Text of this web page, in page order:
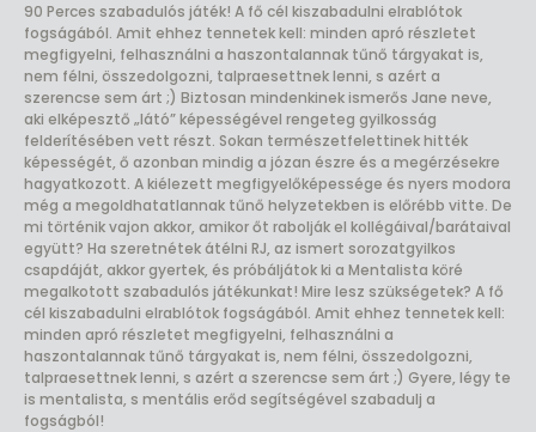
90 Perces szabadulós játék! A fő cél kiszabadulni elrablótok
fogságából. Amit ehhez tennetek kell: minden apró részletet
megfigyelni, felhasználni a haszontalannak tűnő tárgyakat is,
nem félni, összedolgozni, talpraesettnek lenni, s azért a
szerencse sem árt ;) Biztosan mindenkinek ismerős Jane neve,
aki elképesztő „látó” képességével rengeteg gyilkosság
felderítésében vett részt. Sokan természetfelettinek hitték
képességét, ő azonban mindig a józan észre és a megérzésekre
hagyatkozott. A kiélezett megfigyelőképessége és nyers modora
még a megoldhatatlannak tűnő helyzetekben is előrébb vitte. De
mi történik vajon akkor, amikor őt rabolják el kollégáival/barátaival
együtt? Ha szeretnétek átélni RJ, az ismert sorozatgyilkos
csapdáját, akkor gyertek, és próbáljátok ki a Mentalista köré
megalkotott szabadulós játékunkat! Mire lesz szükségetek? A fő
cél kiszabadulni elrablótok fogságából. Amit ehhez tennetek kell:
minden apró részletet megfigyelni, felhasználni a
haszontalannak tűnő tárgyakat is, nem félni, összedolgozni,
talpraesettnek lenni, s azért a szerencse sem árt ;) Gyere, légy te
is mentalista, s mentális erőd segítségével szabadulj a
fogságból!